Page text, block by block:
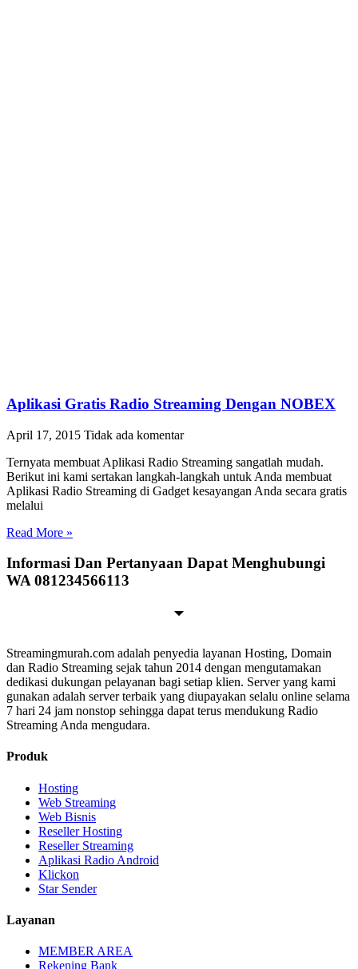
Aplikasi Gratis Radio Streaming Dengan NOBEX
April 17, 2015 Tidak ada komentar
Ternyata membuat Aplikasi Radio Streaming sangatlah mudah.
Berikut ini kami sertakan langkah-langkah untuk Anda membuat
Aplikasi Radio Streaming di Gadget kesayangan Anda secara gratis
melalui
Read More »
Informasi Dan Pertanyaan Dapat Menghubungi
WA 081234566113
Streamingmurah.com adalah penyedia layanan Hosting, Domain
dan Radio Streaming sejak tahun 2014 dengan mengutamakan
dedikasi dukungan pelayanan bagi setiap klien. Server yang kami
gunakan adalah server terbaik yang diupayakan selalu online selama
7 hari 24 jam nonstop sehingga dapat terus mendukung Radio
Streaming Anda mengudara.
Produk
Hosting
Web Streaming
Web Bisnis
Reseller Hosting
Reseller Streaming
Aplikasi Radio Android
Klickon
Star Sender
Layanan
MEMBER AREA
Rekening Bank